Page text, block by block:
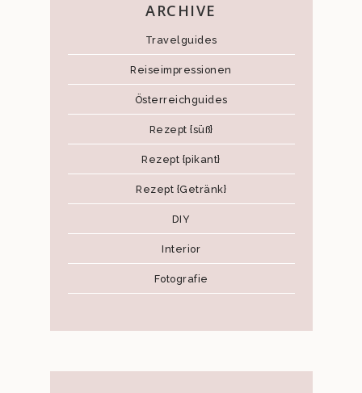
ARCHIVE
Travelguides
Reiseimpressionen
Österreichguides
Rezept {süß}
Rezept {pikant}
Rezept {Getränk}
DIY
Interior
Fotografie